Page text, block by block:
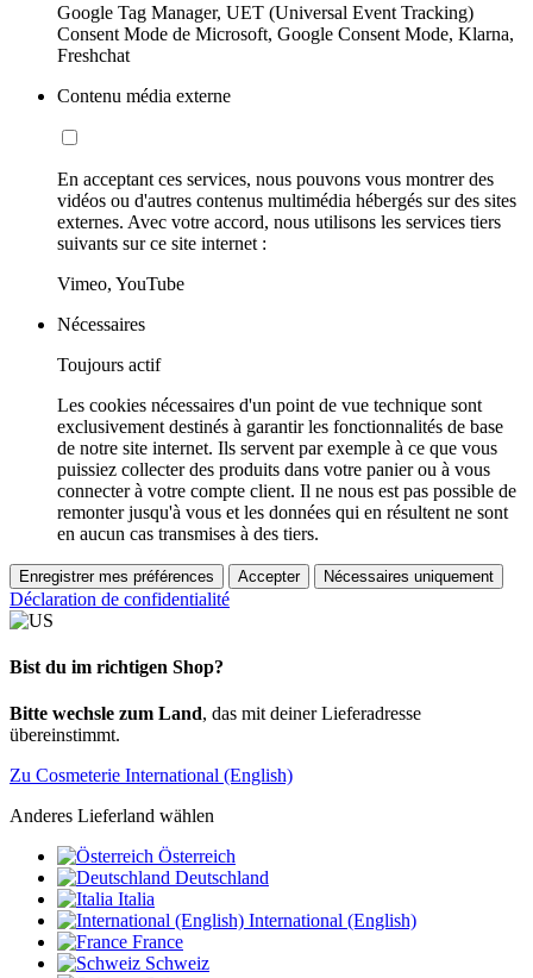
Google Tag Manager, UET (Universal Event Tracking)
Consent Mode de Microsoft, Google Consent Mode, Klarna,
Freshchat
Contenu média externe
En acceptant ces services, nous pouvons vous montrer des
vidéos ou d'autres contenus multimédia hébergés sur des sites
externes. Avec votre accord, nous utilisons les services tiers
suivants sur ce site internet :
Vimeo, YouTube
Nécessaires
Toujours actif
Les cookies nécessaires d'un point de vue technique sont
exclusivement destinés à garantir les fonctionnalités de base
de notre site internet. Ils servent par exemple à ce que vous
puissiez collecter des produits dans votre panier ou à vous
connecter à votre compte client. Il ne nous est pas possible de
remonter jusqu'à vous et les données qui en résultent ne sont
en aucun cas transmises à des tiers.
Enregistrer mes préférences Accepter Nécessaires uniquement
Déclaration de confidentialité
Bist du im richtigen Shop?
Bitte wechsle zum Land, das mit deiner Lieferadresse
übereinstimmt.
Zu Cosmeterie International (English)
Anderes Lieferland wählen
Österreich
Deutschland
Italia
International (English)
France
Schweiz